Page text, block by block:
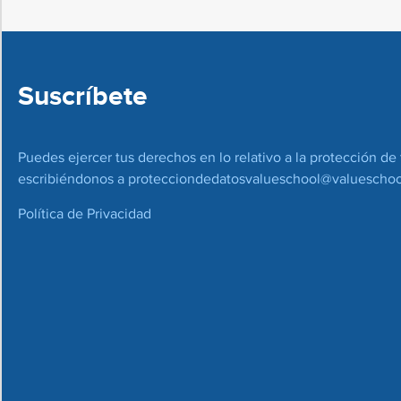
Suscríbete
Puedes ejercer tus derechos en lo relativo a la protección de
escribiéndonos a
Política de Privacidad